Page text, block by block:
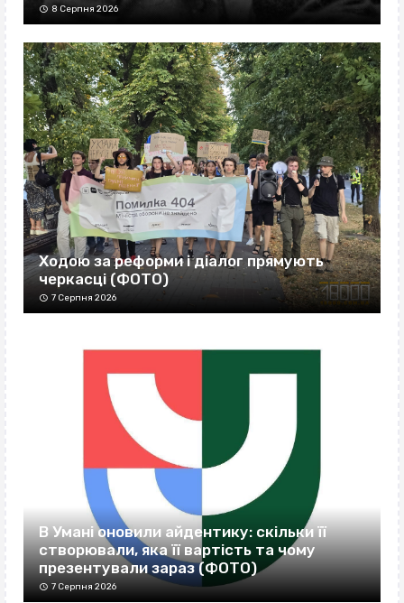
8 Серпня 2026
Ходою за реформи і діалог прямують
черкасці (ФОТО)
7 Серпня 2026
В Умані оновили айдентику: скільки її
створювали, яка її вартість та чому
презентували зараз (ФОТО)
7 Серпня 2026